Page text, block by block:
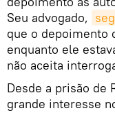
Seu advogado,
que o depoimento
enquanto ele
não aceita
Desde a prisão de
grande interesse